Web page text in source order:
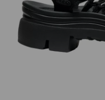
Previous